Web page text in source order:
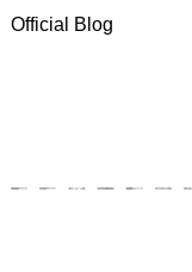
Official Blog